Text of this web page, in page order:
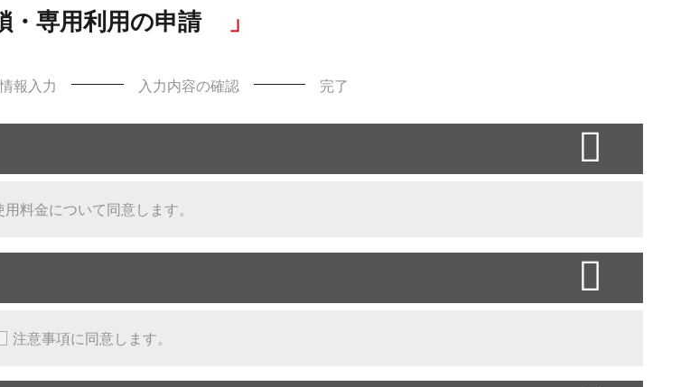
・専用利用の申請
情報入力 入力内容の確認 完了
用料金について同意します。
注意事項に同意します。